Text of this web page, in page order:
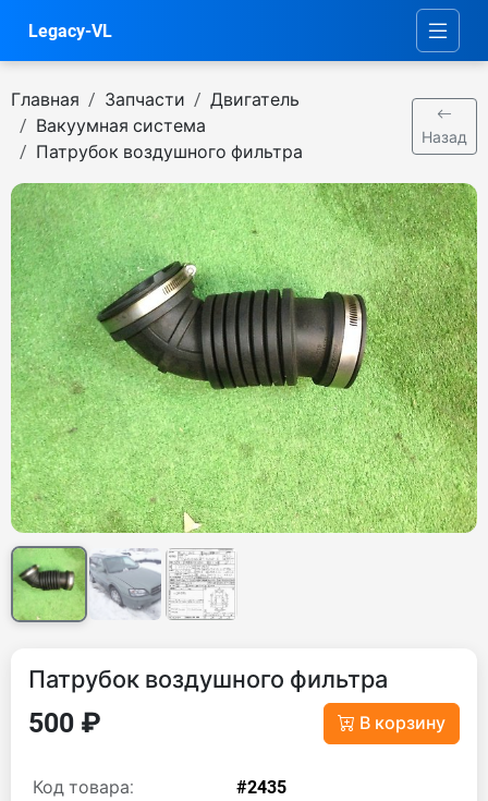
Legacy-VL
Главная Запчасти
Двигатель
Вакуумная система
Патрубок воздушного фильтра
Назад
Патрубок воздушного фильтра
500 ₽ В корзину
Код товара:
#2435